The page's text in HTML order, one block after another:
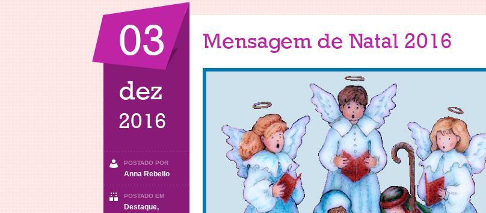
03
dez
2016
POSTADO POR
Anna Rebello
POSTADO EM
Destaque,
Mensagem de Natal 2016